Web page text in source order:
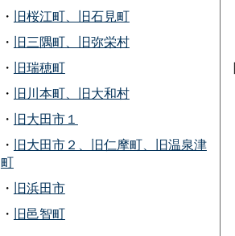
・ 旧桜江町、旧石見町
・ 旧三隅町、旧弥栄村
・ 旧瑞穂町
・ 旧川本町、旧大和村
・ 旧大田市１
・ 旧大田市２、旧仁摩町、旧温泉津
町
・ 旧浜田市
・ 旧邑智町